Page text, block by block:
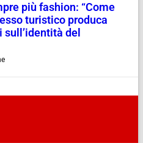
più fashion: “Come
turistico produca
del